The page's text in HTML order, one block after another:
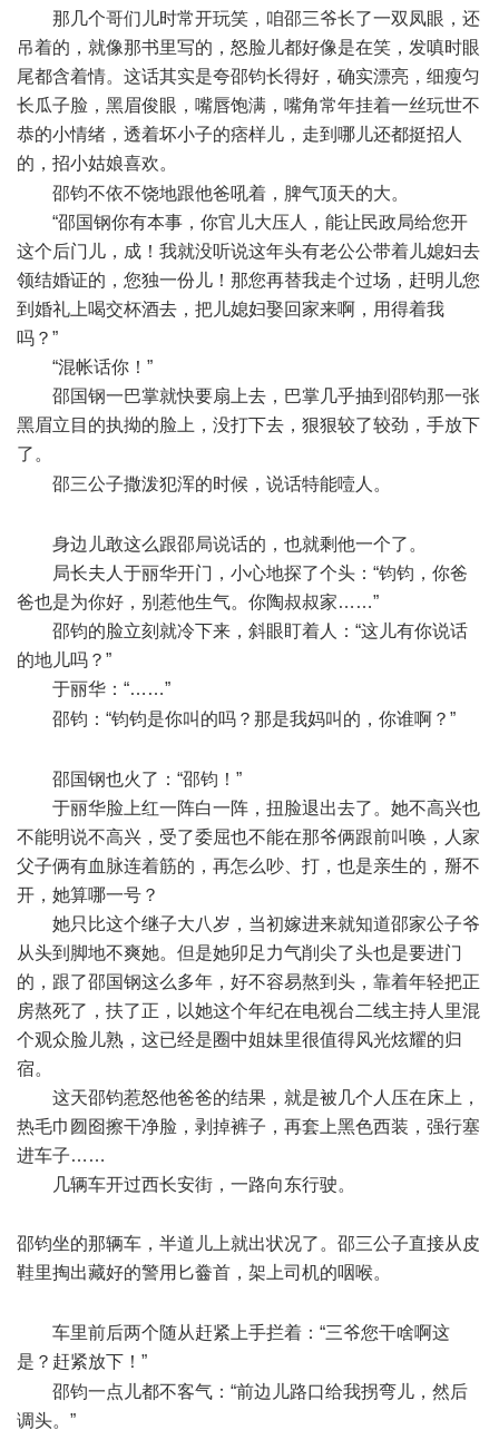
那几个哥们儿时常开玩笑，咱邵三爷长了一双凤眼，还
吊着的，就像那书里写的，怒脸儿都好像是在笑，发嗔时眼
尾都含着情。这话其实是夸邵钧长得好，确实漂亮，细瘦匀
长瓜子脸，黑眉俊眼，嘴唇饱满，嘴角常年挂着一丝玩世不
恭的小情绪，透着坏小子的痞样儿，走到哪儿还都挺招人
的，招小姑娘喜欢。
邵钧不依不饶地跟他爸吼着，脾气顶天的大。
“邵国钢你有本事，你官儿大压人，能让民政局给您开
这个后门儿，成！我就没听说这年头有老公公带着儿媳妇去
领结婚证的，您独一份儿！那您再替我走个过场，赶明儿您
到婚礼上喝交杯酒去，把儿媳妇娶回家来啊，用得着我
吗？”
“混帐话你！”
邵国钢一巴掌就快要扇上去，巴掌几乎抽到邵钧那一张
黑眉立目的执拗的脸上，没打下去，狠狠较了较劲，手放下
了。
邵三公子撒泼犯浑的时候，说话特能噎人。
身边儿敢这么跟邵局说话的，也就剩他一个了。
局长夫人于丽华开门，小心地探了个头：“钧钧，你爸
爸也是为你好，别惹他生气。你陶叔叔家……”
邵钧的脸立刻就冷下来，斜眼盯着人：“这儿有你说话
的地儿吗？”
于丽华：“……”
邵钧：“钧钧是你叫的吗？那是我妈叫的，你谁啊？”
邵国钢也火了：“邵钧！”
于丽华脸上红一阵白一阵，扭脸退出去了。她不高兴也
不能明说不高兴，受了委屈也不能在那爷俩跟前叫唤，人家
父子俩有血脉连着筋的，再怎么吵、打，也是亲生的，掰不
开，她算哪一号？
她只比这个继子大八岁，当初嫁进来就知道邵家公子爷
从头到脚地不爽她。但是她卯足力气削尖了头也是要进门
的，跟了邵国钢这么多年，好不容易熬到头，靠着年轻把正
房熬死了，扶了正，以她这个年纪在电视台二线主持人里混
个观众脸儿熟，这已经是圈中姐妹里很值得风光炫耀的归
宿。
这天邵钧惹怒他爸爸的结果，就是被几个人压在床上，
热毛巾囫囵擦干净脸，剥掉裤子，再套上黑色西装，强行塞
进车子……
几辆车开过西长安街，一路向东行驶。
邵钧坐的那辆车，半道儿上就出状况了。邵三公子直接从皮
鞋里掏出藏好的警用匕齤首，架上司机的咽喉。
车里前后两个随从赶紧上手拦着：“三爷您干啥啊这
是？赶紧放下！”
邵钧一点儿都不客气：“前边儿路口给我拐弯儿，然后
调头。”